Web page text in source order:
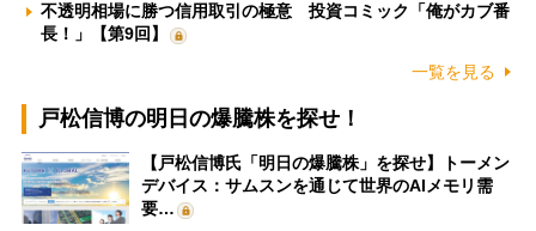
不透明相場に勝つ信用取引の極意 投資コミック「俺がカブ番
長！」【第9回】
一覧を見る
戸松信博の明日の爆騰株を探せ！
【戸松信博氏「明日の爆騰株」を探せ】トーメン
デバイス：サムスンを通じて世界のAIメモリ需
要…